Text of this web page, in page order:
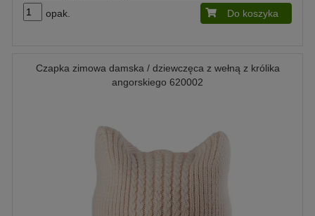
opak. Do koszyka
Czapka zimowa damska / dziewczęca z wełną z królika
angorskiego 620002